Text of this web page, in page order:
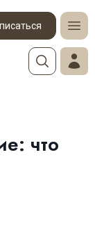
что